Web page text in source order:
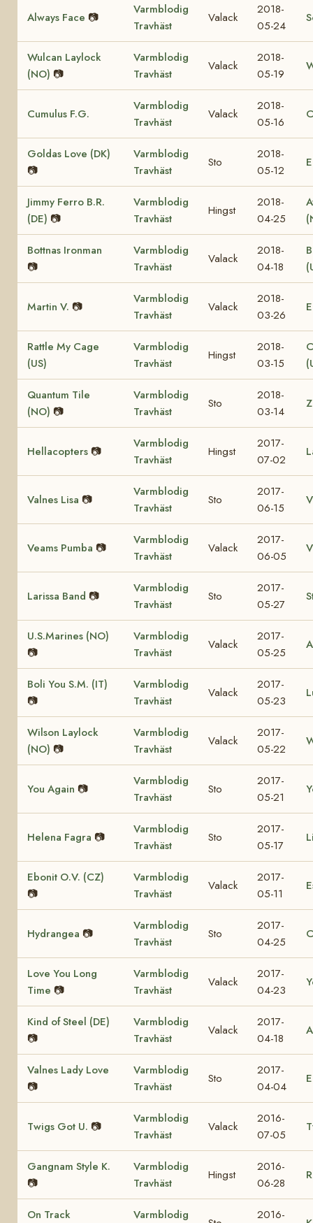
Always Face 📷
Varmblodig
Travhäst
Valack
2018-
05-24
Wulcan Laylock
(NO) 📷
Varmblodig
Travhäst
Valack
2018-
05-19
Cumulus F.G.
Varmblodig
Travhäst
Valack
2018-
05-16
Goldas Love (DK)
📷
Varmblodig
Travhäst
Sto
2018-
05-12
Jimmy Ferro B.R.
(DE) 📷
Varmblodig
Travhäst
Hingst
2018-
04-25
Bottnas Ironman
📷
Varmblodig
Travhäst
Valack
2018-
04-18
Martin V. 📷
Varmblodig
Travhäst
Valack
2018-
03-26
Rattle My Cage
(US)
Varmblodig
Travhäst
Hingst
2018-
03-15
Quantum Tile
(NO) 📷
Varmblodig
Travhäst
Sto
2018-
03-14
Hellacopters 📷
Varmblodig
Travhäst
Hingst
2017-
07-02
Valnes Lisa 📷
Varmblodig
Travhäst
Sto
2017-
06-15
Veams Pumba 📷
Varmblodig
Travhäst
Valack
2017-
06-05
Larissa Band 📷
Varmblodig
Travhäst
Sto
2017-
05-27
U.S.Marines (NO)
📷
Varmblodig
Travhäst
Valack
2017-
05-25
Boli You S.M. (IT)
📷
Varmblodig
Travhäst
Valack
2017-
05-23
Wilson Laylock
(NO) 📷
Varmblodig
Travhäst
Valack
2017-
05-22
You Again 📷
Varmblodig
Travhäst
Sto
2017-
05-21
Helena Fagra 📷
Varmblodig
Travhäst
Sto
2017-
05-17
Ebonit O.V. (CZ)
📷
Varmblodig
Travhäst
Valack
2017-
05-11
Hydrangea 📷
Varmblodig
Travhäst
Sto
2017-
04-25
Love You Long
Time 📷
Varmblodig
Travhäst
Valack
2017-
04-23
Kind of Steel (DE)
📷
Varmblodig
Travhäst
Valack
2017-
04-18
Valnes Lady Love
📷
Varmblodig
Travhäst
Sto
2017-
04-04
Twigs Got U. 📷
Varmblodig
Travhäst
Valack
2016-
07-05
Gangnam Style K.
📷
Varmblodig
Travhäst
Hingst
2016-
06-28
On Track Varmblodig 2016-